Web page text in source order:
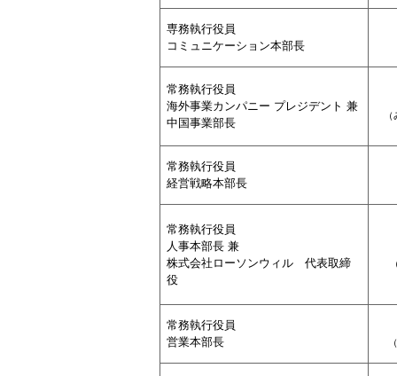
専務執行役員
コミュニケーション本部長
常務執行役員
海外事業カンパニー プレジデント 兼
中国事業部長
（
常務執行役員
経営戦略本部長
常務執行役員
人事本部長 兼
株式会社ローソンウィル 代表取締
役
常務執行役員
営業本部長
（